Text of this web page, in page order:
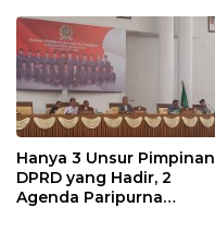
Hanya 3 Unsur Pimpinan
DPRD yang Hadir, 2
Agenda Paripurna